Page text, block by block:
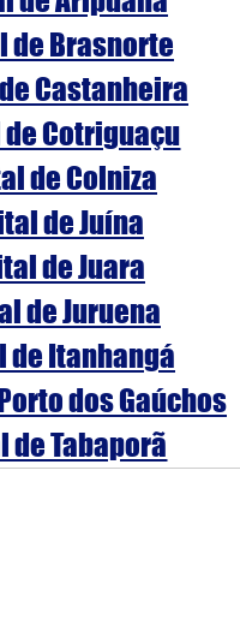
de Brasnorte
Castanheira
Cotriguaçu
de Colniza
de Juína
de Juara
de Juruena
de Itanhangá
dos Gaúchos
de Tabaporã